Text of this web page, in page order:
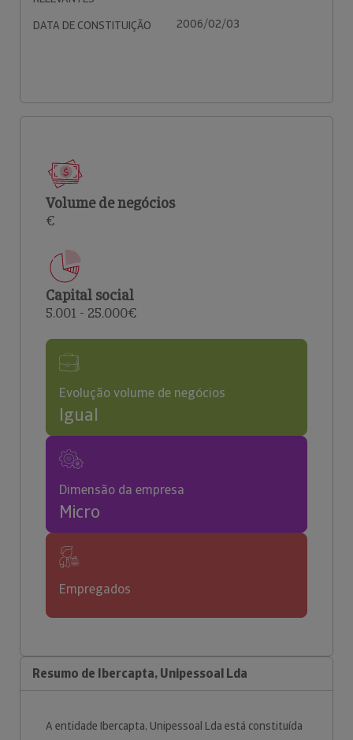
DATA DE CONSTITUIÇÃO 2006/02/03
Volume de negócios
€
Capital social
5.001 - 25.000€
Evolução volume de negócios
Igual
Dimensão da empresa
Micro
Empregados
Resumo de Ibercapta, Unipessoal Lda
A entidade Ibercapta, Unipessoal Lda está constituída